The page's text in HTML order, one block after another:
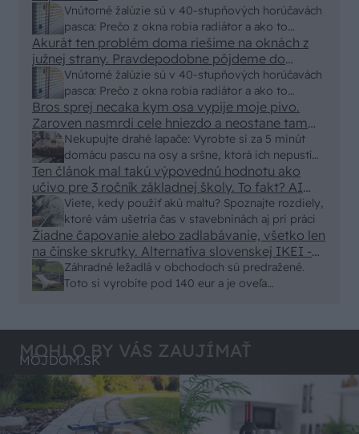
Vnútorné žalúzie sú v 40-stupňových horúčavách
pasca: Prečo z okna robia radiátor a ako to
vyriešiť za pár eur?
Vnútorné žalúzie sú v 40-stupňových horúčavách
pasca: Prečo z okna robia radiátor a ako to
vyriešiť za pár eur?
Akurát ten problém doma riešime na oknách z
južnej strany. Pravdepodobne pôjdeme do
vonkajšieho tienenia na spôsob markízy
250x150cm. Čínsky predajcovia idú okolo 100
eur kus.
Nekupujte drahé lapače: Vyrobte si za 5 minút
domácu pascu na osy a sršne, ktorá ich nepustí
von
Bros sprej necaka kym osa vypije moje pivo.
Zaroven nasmrdi cele hniezdo a neostane tam
nic zive. Vasa pasca naucinke moc efektivne.
Skor pritiahne slimaky
Viete, kedy použiť akú maltu? Spoznajte rozdiely,
ktoré vám ušetria čas v stavebninách aj pri práci
Ten článok mal takú výpovednú hodnotu ako
učivo pre 3 ročník základnej školy. To fakt? AI
alebo nejaka kniha z VŠ? Dnešné rychlotvrdnuce
malty - pevnosť 40 Mpa a doba schnutia tak 15
minut , k tomu vodotesné s kryštálikou. A rozdiel
- schnutie a zretie. Nič?
Záhradné ležadlá v obchodoch sú predražené.
Toto si vyrobíte pod 140 eur a je oveľa
Žiadne čapovanie alebo zadlabávanie, všetko len
na čínske skrutky. Alternatíva slovenskej IKEI -
čo sa týka pevnosti. Autor si nedal veľa námahy s
remeselným spracovaním, škoda. No lepšie než
MOHLO BY VÁS ZAUJÍMAŤ
MÔJDOM.SK